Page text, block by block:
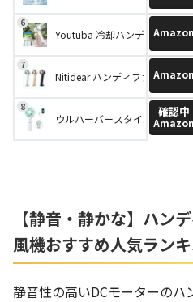
Youtuba 冷却ハンディファン
Amazon
Nitidear ハンディファンAmazon
ウルハーバースタイル ハンデ
確認中
Amazon
【静音・静かな】ハン
風機おすすめ人気ラン
静音性の高いDCモーターのハ